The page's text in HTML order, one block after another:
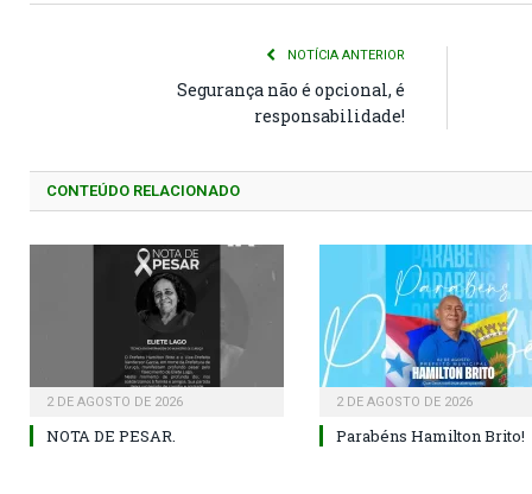
NOTÍCIA ANTERIOR
Segurança não é opcional, é
responsabilidade!
CONTEÚDO RELACIONADO
2 DE AGOSTO DE 2026
NOTA DE PESAR.
2 DE AGOSTO DE 2026
Parabéns Hamilton Brito!